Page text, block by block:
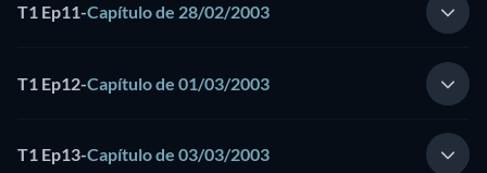
T1 Ep11-Capítulo de 28/02/2003
T1 Ep12-Capítulo de 01/03/2003
T1 Ep13-Capítulo de 03/03/2003